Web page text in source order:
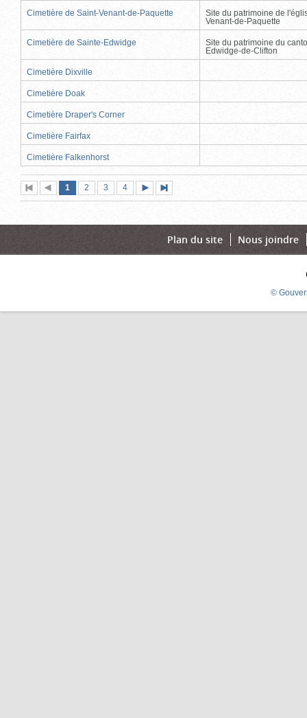
Cimetière de Saint-Venant-de-Paquette
Site du patrimoine de
Venant-de-Paquette
Cimetière de Sainte-Edwidge
Site du patrimoine du
Edwidge-de-Clifton
Cimetière Dixville
Cimetière Doak
Cimetière Draper's Corner
Cimetière Fairfax
Cimetière Falkenhorst
Première
page
Page
précédente
Page
1 (page
actuelle)
Page
2 Page
3 Page
4
suivante
page
Plan du site Nous joindre
©